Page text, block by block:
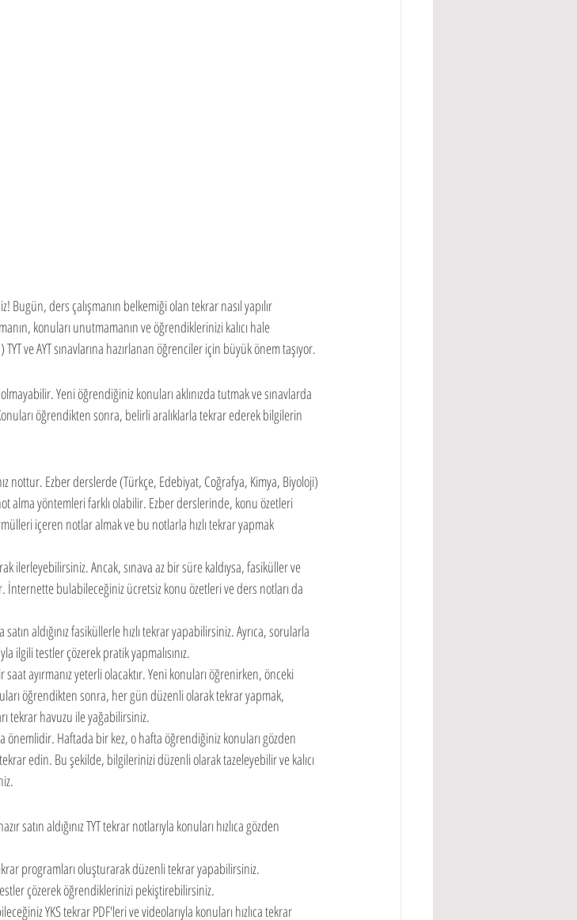
ders çalışmanın belkemiği olan tekrar nasıl yapılır
konuları unutmamanın ve öğrendiklerinizi kalıcı hale
ve AYT sınavlarına hazırlanan öğrenciler için büyük önem taşıyor.
Yeni öğrendiğiniz konuları aklınızda tutmak ve sınavlarda
öğrendikten sonra, belirli aralıklarla tekrar ederek bilgilerin
nottur. Ezber derslerde (Türkçe, Edebiyat, Coğrafya, Kimya, Biyoloji)
alma yöntemleri farklı olabilir. Ezber derslerinde, konu özetleri
içeren notlar almak ve bu notlarla hızlı tekrar yapmak
ilerleyebilirsiniz. Ancak, sınava az bir süre kaldıysa, fasiküller ve
İnternette bulabileceğiniz ücretsiz konu özetleri ve ders notları da
aldığınız fasiküllerle hızlı tekrar yapabilirsiniz. Ayrıca, sorularla
ilgili testler çözerek pratik yapmalısınız.
ayırmanız yeterli olacaktır. Yeni konuları öğrenirken, önceki
öğrendikten sonra, her gün düzenli olarak tekrar yapmak,
tekrar havuzu ile yağabilirsiniz.
önemlidir. Haftada bir kez, o hafta öğrendiğiniz konuları gözden
edin. Bu şekilde, bilgilerinizi düzenli olarak tazeleyebilir ve kalıcı
satın aldığınız TYT tekrar notlarıyla konuları hızlıca gözden
programları oluşturarak düzenli tekrar yapabilirsiniz.
çözerek öğrendiklerinizi pekiştirebilirsiniz.
YKS tekrar PDF'leri ve videolarıyla konuları hızlıca tekrar